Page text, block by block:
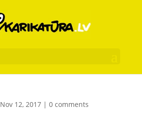
Nov 12, 2017| 0 comments